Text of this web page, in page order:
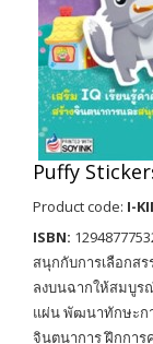
Puffy
Product code: I-
ISBN:
สนุกกับการเลือกส
ลงบนฉากให้สมบูร
แผ่น พัฒนาทักษะก
จินตนาการ ฝึกการ